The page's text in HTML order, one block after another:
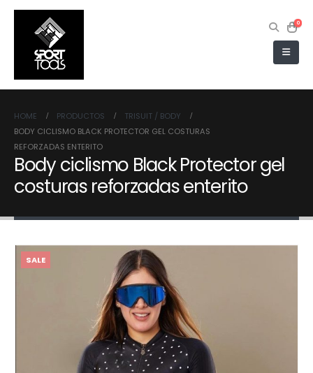
0
HOME PRODUCTOS
TRISUIT / BODY
BODY CICLISMO BLACK PROTECTOR GEL COSTURAS
REFORZADAS ENTERITO
Body ciclismo Black Protector gel
costuras reforzadas enterito
SALE